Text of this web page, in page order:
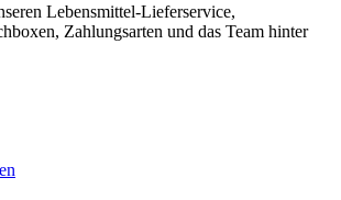
Lebensmittel-Lieferservice,
Zahlungsarten und das Team hinter